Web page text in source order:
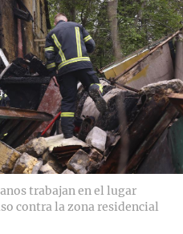
trabajan en el lugar
contra la zona residencial